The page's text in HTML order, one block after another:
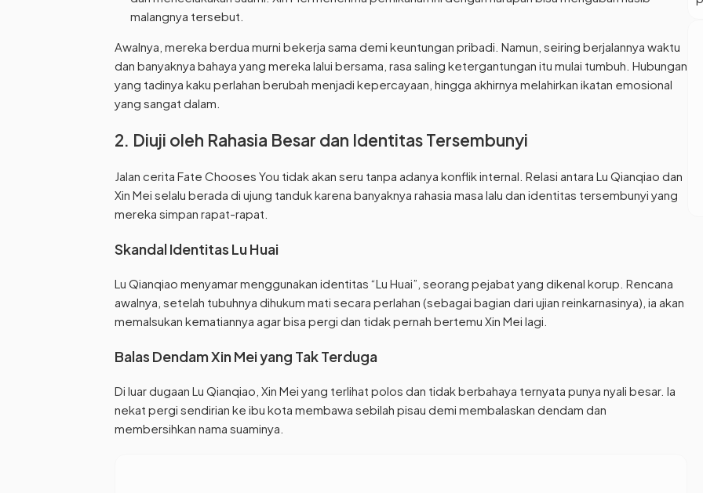
malangnya tersebut.
Awalnya, mereka berdua murni bekerja sama demi keuntungan pribadi. Namun, seiring berjalannya waktu
dan banyaknya bahaya yang mereka lalui bersama, rasa saling ketergantungan itu mulai tumbuh. Hubungan
yang tadinya kaku perlahan berubah menjadi kepercayaan, hingga akhirnya melahirkan ikatan emosional
yang sangat dalam.
2. Diuji oleh Rahasia Besar dan Identitas Tersembunyi
Jalan cerita Fate Chooses You tidak akan seru tanpa adanya konflik internal. Relasi antara Lu Qianqiao dan
Xin Mei selalu berada di ujung tanduk karena banyaknya rahasia masa lalu dan identitas tersembunyi yang
mereka simpan rapat-rapat.
Skandal Identitas Lu Huai
Lu Qianqiao menyamar menggunakan identitas “Lu Huai”, seorang pejabat yang dikenal korup. Rencana
awalnya, setelah tubuhnya dihukum mati secara perlahan (sebagai bagian dari ujian reinkarnasinya), ia akan
memalsukan kematiannya agar bisa pergi dan tidak pernah bertemu Xin Mei lagi.
Balas Dendam Xin Mei yang Tak Terduga
Di luar dugaan Lu Qianqiao, Xin Mei yang terlihat polos dan tidak berbahaya ternyata punya nyali besar. Ia
nekat pergi sendirian ke ibu kota membawa sebilah pisau demi membalaskan dendam dan
membersihkan nama suaminya.